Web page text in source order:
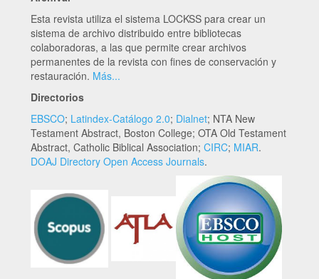
Esta revista utiliza el sistema LOCKSS para crear un
sistema de archivo distribuido entre bibliotecas
colaboradoras, a las que permite crear archivos
permanentes de la revista con fines de conservación y
restauración. Más...
Directorios
EBSCO; Latindex-Catálogo 2.0; Dialnet; NTA New
Testament Abstract, Boston College; OTA Old Testament
Abstract, Catholic Biblical Association; CIRC; MIAR.
DOAJ Directory Open Access Journals.